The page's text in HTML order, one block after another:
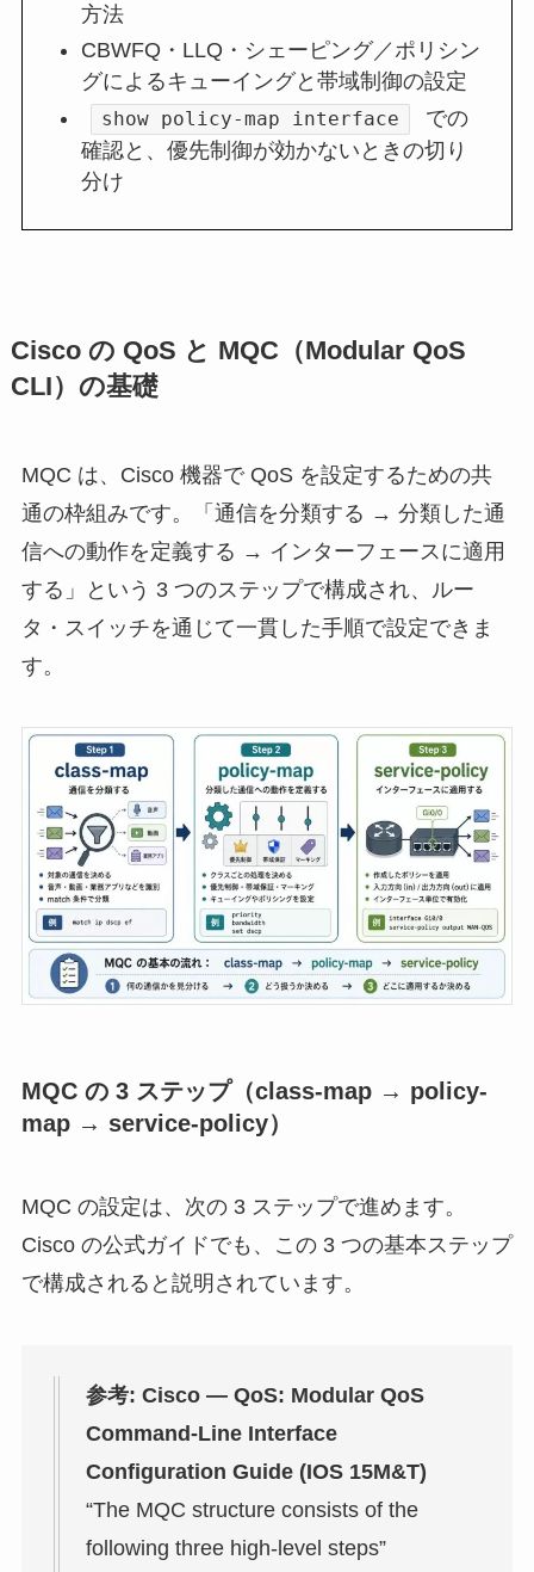
方法
CBWFQ・LLQ・シェーピング／ポリシン
グによるキューイングと帯域制御の設定
show policy-map interface
での
確認と、優先制御が効かないときの切り
分け
Cisco の QoS と MQC（Modular QoS
CLI）の基礎
MQC は、Cisco 機器で QoS を設定するための共
通の枠組みです。「通信を分類する → 分類した通
信への動作を定義する → インターフェースに適用
する」という 3 つのステップで構成され、ルー
タ・スイッチを通じて一貫した手順で設定できま
す。
MQC の 3 ステップ（class-map → policy-
map → service-policy）
MQC の設定は、次の 3 ステップで進めます。
Cisco の公式ガイドでも、この 3 つの基本ステップ
で構成されると説明されています。
参考: Cisco — QoS: Modular QoS
Command-Line Interface
Configuration Guide (IOS 15M&T)
“The MQC structure consists of the
following three high-level steps”